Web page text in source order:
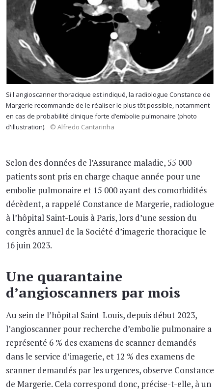
Si l'angioscanner thoracique est indiqué, la radiologue Constance de
Margerie recommande de le réaliser le plus tôt possible, notamment
en cas de probabilité clinique forte d’embolie pulmonaire (photo
d'illustration).
© Alfredo Cantarinha
Selon des données de l’Assurance maladie, 55 000
patients sont pris en charge chaque année pour une
embolie pulmonaire et 15 000 ayant des comorbidités
décèdent, a rappelé Constance de Margerie, radiologue
à l’hôpital Saint-Louis à Paris, lors d’une session du
congrès annuel de la Société d’imagerie thoracique le
16 juin 2023.
Une quarantaine
d’angioscanners par mois
Au sein de l’hôpital Saint-Louis, depuis début 2023,
l’angioscanner pour recherche d’embolie pulmonaire a
représenté 6 % des examens de scanner demandés
dans le service d’imagerie, et 12 % des examens de
scanner demandés par les urgences, observe Constance
de Margerie. Cela correspond donc, précise-t-elle, à un